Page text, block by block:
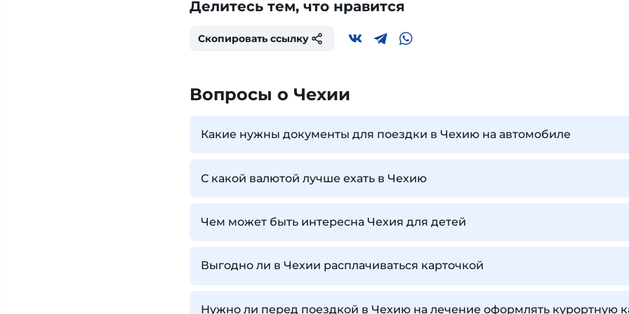
Делитесь тем, что нравится
Скопировать ссылку
Вопросы о Чехии
Какие нужны документы для поездки в Чехию на автомобиле
С какой валютой лучше ехать в Чехию
Чем может быть интересна Чехия для детей
Выгодно ли в Чехии расплачиваться карточкой
Нужно ли перед поездкой в Чехию на лечение оформлять курортную